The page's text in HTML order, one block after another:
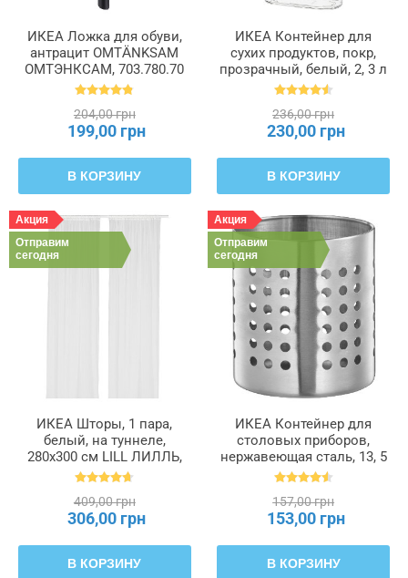
ИКЕА Ложка для обуви,
антрацит OMTÄNKSAM
ОМТЭНКСАМ, 703.780.70
204,00 грн
199,00 грн
В КОРЗИНУ
ИКЕА Контейнер для
сухих продуктов, покр,
прозрачный, белый, 2, 3 л
IKEA 365+, 900.667.08
236,00 грн
230,00 грн
В КОРЗИНУ
Акция
Отправим
сегодня
ИКЕА Шторы, 1 пара,
белый, на туннеле,
280x300 см LILL ЛИЛЛЬ,
100.702.62
409,00 грн
306,00 грн
В КОРЗИНУ
Акция
Отправим
сегодня
ИКЕА Контейнер для
столовых приборов,
нержавеющая сталь, 13, 5
см ORDNING ОРДНИНГ,
157,00 грн
153,00 грн
В КОРЗИНУ